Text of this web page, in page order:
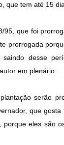
que tem até 15
95, que foi
prorrogada
desse
em plenário.
serão
que
porque eles são